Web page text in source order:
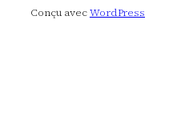
Conçu avecWordPress